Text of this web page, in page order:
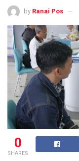
by Ranai Pos
0
SHARES